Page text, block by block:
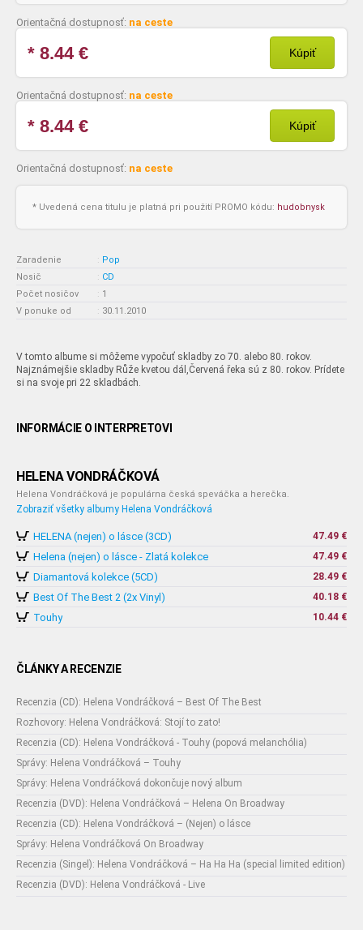
Orientačná dostupnosť: na ceste
* 8.44€ Kúpiť
Orientačná dostupnosť: na ceste
* 8.44€ Kúpiť
Orientačná dostupnosť: na ceste
* Uvedená cena titulu je platná pri použití PROMO kódu: hudobnysk
Zaradenie : Pop
Nosič
: CD
Počet nosičov
: 1
V ponuke od
: 30.11.2010
V tomto albume si môžeme vypočuť skladby zo 70. alebo 80. rokov.
Najznámejšie skladby Růže kvetou dál,Červená řeka sú z 80. rokov. Prídete
si na svoje pri 22 skladbách.
INFORMÁCIE O INTERPRETOVI
HELENA VONDRÁČKOVÁ
Helena Vondráčková je populárna česká speváčka a herečka.
Zobraziť všetky albumy Helena Vondráčková
HELENA (nejen) o lásce (3CD) 47.49 €
Helena (nejen) o lásce - Zlatá kolekce 47.49 €
Diamantová kolekce (5CD) 28.49 €
Best Of The Best 2 (2x Vinyl) 40.18 €
Touhy 10.44 €
ČLÁNKY A RECENZIE
Recenzia (CD): Helena Vondráčková – Best Of The Best
Rozhovory: Helena Vondráčková: Stojí to zato!
Recenzia (CD): Helena Vondráčková - Touhy (popová melanchólia)
Správy: Helena Vondráčková – Touhy
Správy: Helena Vondráčková dokončuje nový album
Recenzia (DVD): Helena Vondráčková – Helena On Broadway
Recenzia (CD): Helena Vondráčková – (Nejen) o lásce
Správy: Helena Vondráčková On Broadway
Recenzia (Singel): Helena Vondráčková – Ha Ha Ha (special limited edition)
Recenzia (DVD): Helena Vondráčková - Live